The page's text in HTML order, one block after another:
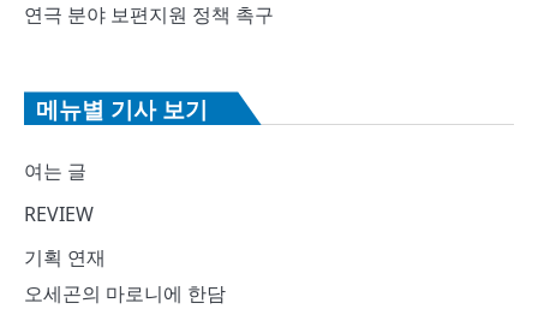
연극 분야 보편지원 정책 촉구
메뉴별 기사 보기
여는 글
REVIEW
기획 연재
오세곤의 마로니에 한담